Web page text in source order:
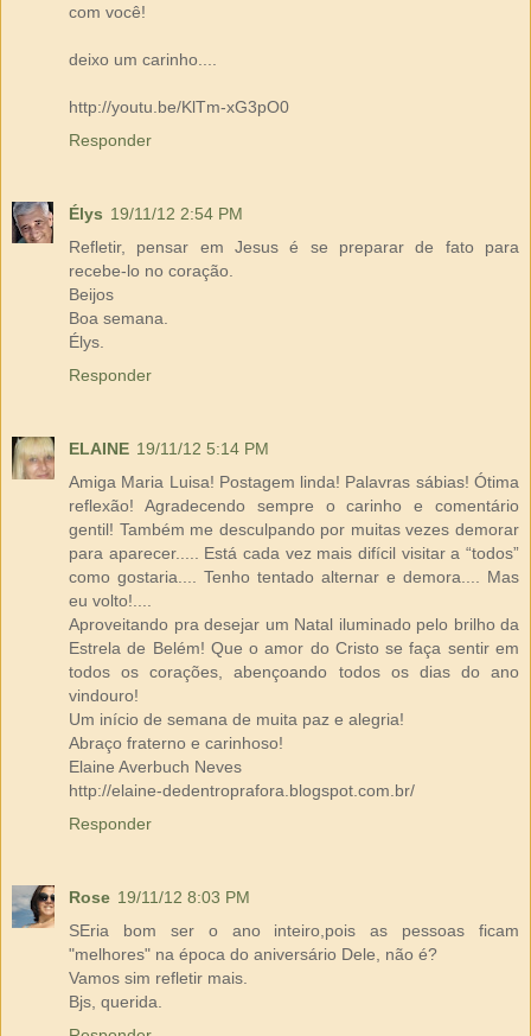
com você!
deixo um carinho....
http://youtu.be/KlTm-xG3pO0
Responder
Élys 19/11/12 2:54 PM
Refletir, pensar em Jesus é se preparar de fato para
recebe-lo no coração.
Beijos
Boa semana.
Élys.
Responder
ELAINE 19/11/12 5:14 PM
Amiga Maria Luisa! Postagem linda! Palavras sábias! Ótima
reflexão! Agradecendo sempre o carinho e comentário
gentil! Também me desculpando por muitas vezes demorar
para aparecer..... Está cada vez mais difícil visitar a “todos”
como gostaria.... Tenho tentado alternar e demora.... Mas
eu volto!....
Aproveitando pra desejar um Natal iluminado pelo brilho da
Estrela de Belém! Que o amor do Cristo se faça sentir em
todos os corações, abençoando todos os dias do ano
vindouro!
Um início de semana de muita paz e alegria!
Abraço fraterno e carinhoso!
Elaine Averbuch Neves
http://elaine-dedentroprafora.blogspot.com.br/
Responder
Rose 19/11/12 8:03 PM
SEria bom ser o ano inteiro,pois as pessoas ficam
"melhores" na época do aniversário Dele, não é?
Vamos sim refletir mais.
Bjs, querida.